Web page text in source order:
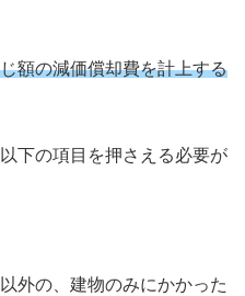
額の減価償却費を計上する
下の項目を押さえる必要が
外の、建物のみにかかった